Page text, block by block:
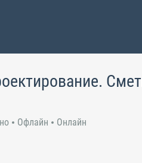
Офлайн Онлайн